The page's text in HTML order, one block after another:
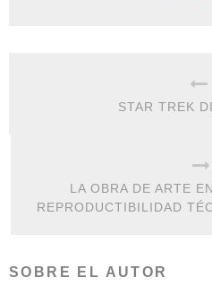
STAR TREK
LA OBRA DE ARTE
REPRODUCTIBILIDAD
SOBRE EL AUTOR